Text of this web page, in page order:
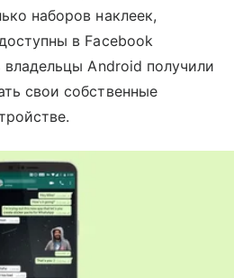
наборов наклеек,
в Facebook
владельцы Android получили
свои собственные